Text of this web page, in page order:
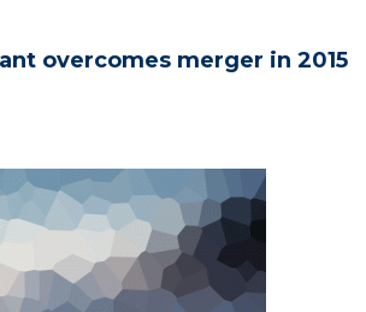
overcomes merger in 2015